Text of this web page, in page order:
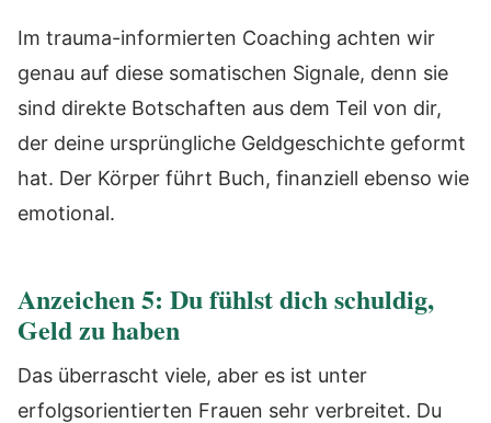
Im trauma-informierten Coaching achten wir
genau auf diese somatischen Signale, denn sie
sind direkte Botschaften aus dem Teil von dir,
der deine ursprüngliche Geldgeschichte geformt
hat. Der Körper führt Buch, finanziell ebenso wie
emotional.
Anzeichen 5: Du fühlst dich schuldig,
Geld zu haben
Das überrascht viele, aber es ist unter
erfolgsorientierten Frauen sehr verbreitet. Du